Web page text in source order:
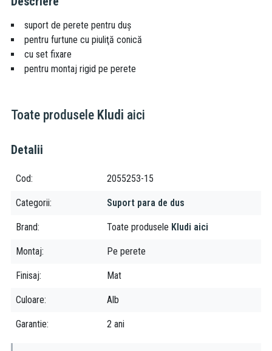
suport de perete pentru duş
pentru furtune cu piuliţă conică
cu set fixare
pentru montaj rigid pe perete
Toate produsele Kludi aici
Detalii
Cod 2055253-15
Categorii Suport para de dus
Brand Toate produsele Kludi aici
Montaj Pe perete
Finisaj Mat
Culoare Alb
Garantie 2 ani